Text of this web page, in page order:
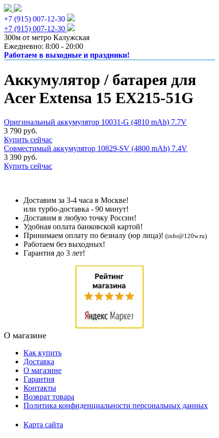
+7 (915) 007-12-30
+7 (915) 007-12-30
300м от метро Калужская
Ежедневно: 8:00 - 20:00
Работаем в выходные и праздники!
Аккумулятор / батарея для
Acer Extensa 15 EX215-51G
Оригинальный аккумулятор 10031-G (4810 mAh) 7.7V
3 790 руб.
Купить сейчас
Совместимый аккумулятор 10829-SV (4800 mAh) 7.4V
3 390 руб.
Купить сейчас
Доставим за 3-4 часа в Москве!
или турбо-доставка - 90 минут!
Доставим в любую точку России!
Удобная оплата банковской картой!
Принимаем оплату по безналу (юр лица)! (info@120w.ru)
Работаем без выходных!
Гарантия до 3 лет!
О магазине
Как купить
Доставка
О магазине
Гарантия
Контакты
Возврат товара
Политика конфиденциальности персональных данных
Карта сайта